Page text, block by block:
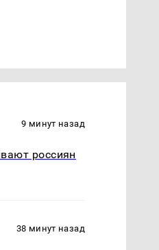
9 минут назад
россиян
38 минут назад